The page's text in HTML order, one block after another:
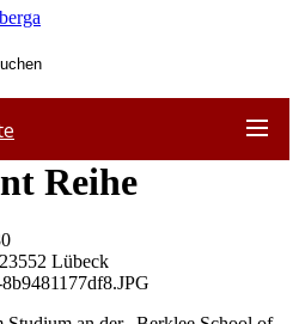
Reihe
23552 Lübeck